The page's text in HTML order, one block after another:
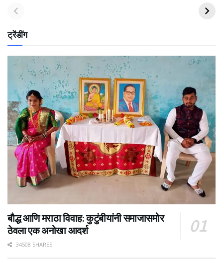
ट्रेंडींग
बौद्ध आणि मराठा विवाह: कुटुंबीयांनी समाजासमोर
ठेवला एक अनोखा आदर्श
34508 SHARES